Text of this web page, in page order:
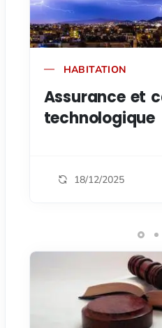
HABITATION
Assurance et
technologique
18/12/2025